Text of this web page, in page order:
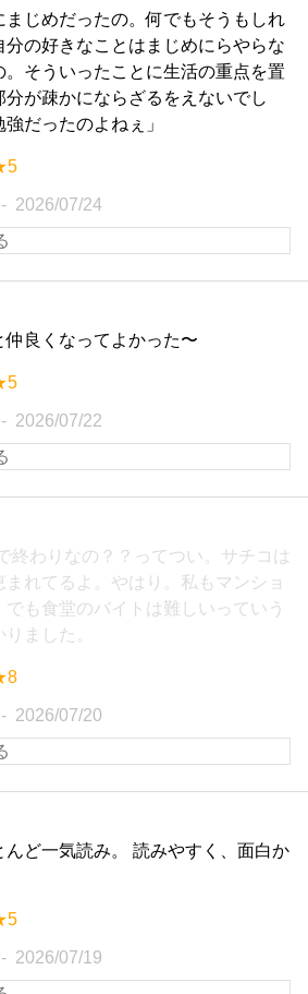
まじめだったの。何でもそうもしれ
分の好きなことはまじめにらやらな
。そういったことに生活の重点を置
分が疎かにならざるをえないでし
強だったのよねぇ」
2026/07/24
仲良くなってよかった〜
2026/07/22
終わりなの？？ってつい。サチコは
まれてるよ。やはり。私もマンショ
でも食堂のバイトは難しいっていう
ました。
2026/07/20
んど一気読み。 読みやすく、面白か
2026/07/19